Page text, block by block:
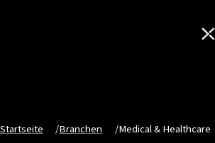
Startseite /Branchen /Medical & Healthcare